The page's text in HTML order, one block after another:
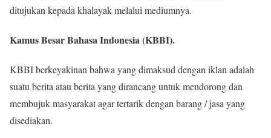
ditujukan kepada khalayak melalui mediumnya.
Kamus Besar Bahasa Indonesia (KBBI).
KBBI berkeyakinan bahwa yang dimaksud dengan iklan adalah
suatu berita atau berita yang dirancang untuk mendorong dan
membujuk masyarakat agar tertarik dengan barang / jasa yang
disediakan.